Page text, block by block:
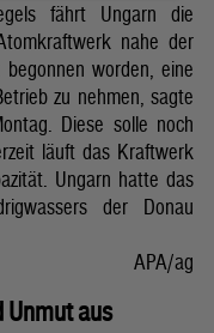
fährt Ungarn die
nahe der
worden, eine
zu nehmen, sagte
Diese solle noch
läuft das Kraftwerk
Ungarn hatte das
der Donau
APA/ag
Unmut aus